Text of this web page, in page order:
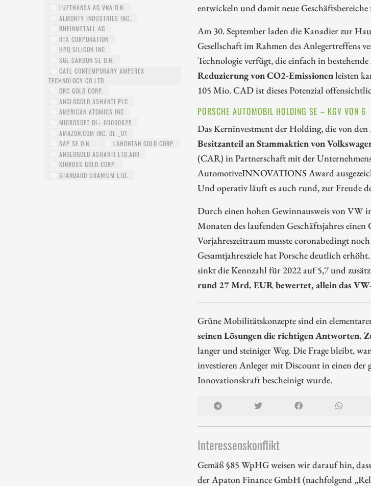
LUFTHANSA AG VNA O.N.
ALMONTY INDUSTRIES INC.
RHEINMETALL AG
RTX CORPORATION
HPQ SILICON INC
SGL CARBON SE O.N.
CATL CONTEMPORARY AMPEREX
TECHNOLOGY CO LTD
DRC GOLD CORP.
ANGLOGOLD ASHANTI PLC
AMERICAN ATOMICS INC
MICROSOFT DL-_00000625
AMAZON.COM INC. DL-_01
SAP SE O.N.
LAHONTAN GOLD CORP
ANGLOGOLD ASHANTI LTD.ADR
KINROSS GOLD CORP.
STANDARD URANIUM LTD.
entwickeln und damit neue Geschäftsbereiche
Am 30. September laden die Kanadier zur
Gesellschaft im Rahmen des Anlegertreffens
Technologie verfügt, die einfach in
Reduzierung von CO2-Emissionenleisten
105 Mio. CAD ist dieses Potenzial
PORSCHE AUTOMOBIL HOLDING SE – KGV VON 6
Das Kerninvestment der Holding, die von
Besitzanteil an Stammaktien von
(CAR) in Partnerschaft mit der
AutomotiveINNOVATIONS Award
Und operativ läuft es auch rund, zur Freude
Durch einen hohen Gewinnausweis von VW
Monaten des laufenden Geschäftsjahres
Vorjahreszeitraum musste coronabedingt
Gesamtjahresziele hat Porsche deutlich
sinkt die Kennzahl für 2022 auf 5,7 und
rund 27 Mrd. EUR bewertet, allein das
Grüne Mobilitätskonzepte sind ein
seinen Lösungen die richtigen Antworten.
langer und steiniger Weg. Die Frage bleibt,
investieren Anleger mit Discount in einen der
Innovationskraft bescheinigt wurde.
Interessenskonflikt
Gemäß §85 WpHG weisen wir darauf hin,
der Apaton Finance GmbH (nachfolgend